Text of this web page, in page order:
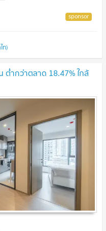
ท)
ำกว่าตลาด 18.47% ใกล้